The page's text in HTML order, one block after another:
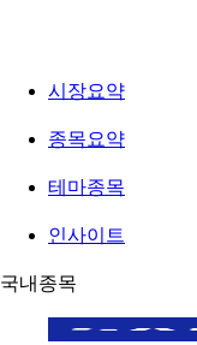
시장요약
종목요약
테마종목
인사이트
국내종목